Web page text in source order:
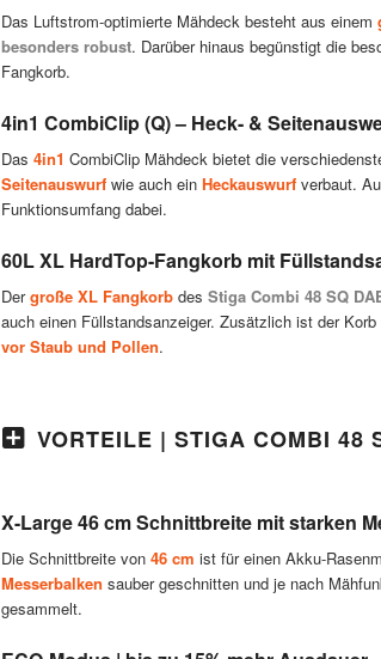
Das Luftstrom-optimierte Mähdeck besteht aus einem
besonders robust. Darüber hinaus begünstigt die
Fangkorb.
4in1 CombiClip (Q) – Heck- &
Das 4in1 CombiClip Mähdeck bietet die
Seitenauswurf wie auch ein Heckauswurf verbaut.
Funktionsumfang dabei.
60L XL HardTop-Fangkorb mit
Dergroße XL Fangkorb des Stiga Combi 48 SQ
auch einen Füllstandsanzeiger. Zusätzlich ist der
vor Staub und Pollen.
VORTEILE | STIGA COMBI 48
X-Large 46 cm Schnittbreite mit starken
Die Schnittbreite von 46 cm ist für einen Akku-
Messerbalken sauber geschnitten und je nach
gesammelt.